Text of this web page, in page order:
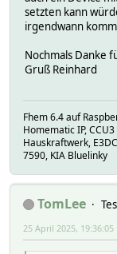
setzten kann
irgendwann
Nochmals Danke
Gruß Reinhard
Fhem 6.4 auf
Homematic IP,
Hauskraftwerk,
7590, KIA Bluelinky
TomLee
25 April 2025, 19:36:05